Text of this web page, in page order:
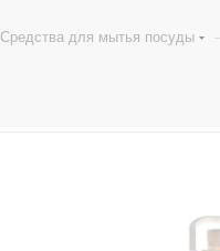
Средства для мытья посуды